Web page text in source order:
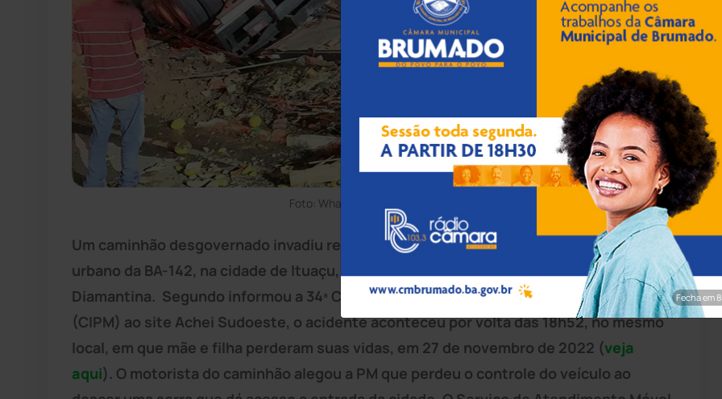
Foto: WhatsApp/Achei Sudoeste
Um caminhão desgovernado invadiu residências na Praça Sete de Setembro, trecho
urbano da BA-142, na cidade de Ituaçu, a 98 km de Brumado, na região da Chapada
Diamantina. Segundo informou a 34ª Companhia Independente de Polícia Militar
(CIPM) ao site Achei Sudoeste, o acidente aconteceu por volta das 18h52, no mesmo
local, em que mãe e filha perderam suas vidas, em 27 de novembro de 2022 (veja
aqui). O motorista do caminhão alegou a PM que perdeu o controle do veículo ao
Fecha em